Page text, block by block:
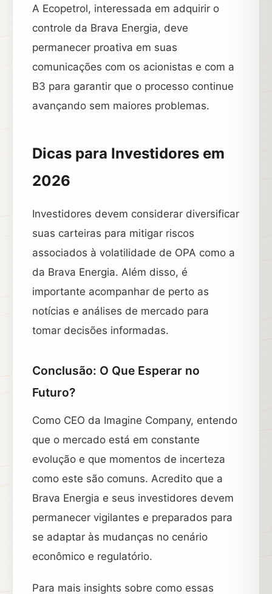
A Ecopetrol, interessada em adquirir o
controle da Brava Energia, deve
permanecer proativa em suas
comunicações com os acionistas e com a
B3 para garantir que o processo continue
avançando sem maiores problemas.
Dicas para Investidores em
2026
Investidores devem considerar diversificar
suas carteiras para mitigar riscos
associados à volatilidade de OPA como a
da Brava Energia. Além disso, é
importante acompanhar de perto as
notícias e análises de mercado para
tomar decisões informadas.
Conclusão: O Que Esperar no
Futuro?
Como CEO da Imagine Company, entendo
que o mercado está em constante
evolução e que momentos de incerteza
como este são comuns. Acredito que a
Brava Energia e seus investidores devem
permanecer vigilantes e preparados para
se adaptar às mudanças no cenário
econômico e regulatório.
Para mais insights sobre como essas